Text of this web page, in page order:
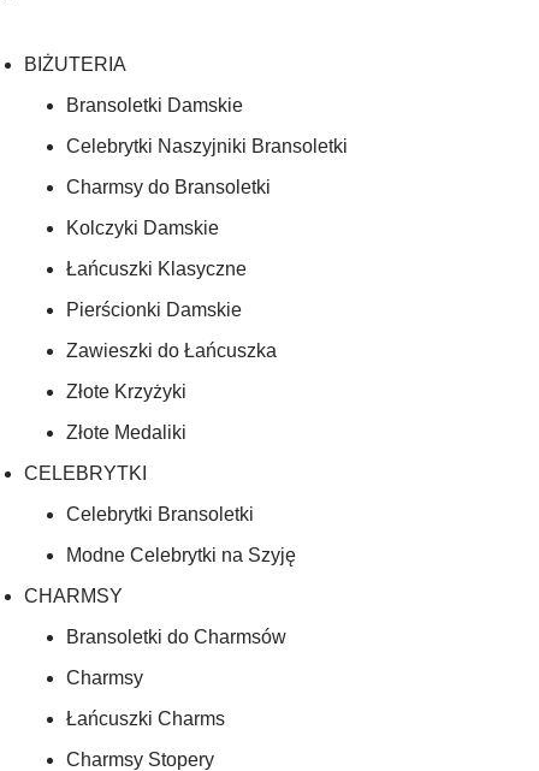
BIŻUTERIA
Bransoletki Damskie
Celebrytki Naszyjniki Bransoletki
Charmsy do Bransoletki
Kolczyki Damskie
Łańcuszki Klasyczne
Pierścionki Damskie
Zawieszki do Łańcuszka
Złote Krzyżyki
Złote Medaliki
CELEBRYTKI
Celebrytki Bransoletki
Modne Celebrytki na Szyję
CHARMSY
Bransoletki do Charmsów
Charmsy
Łańcuszki Charms
Charmsy Stopery